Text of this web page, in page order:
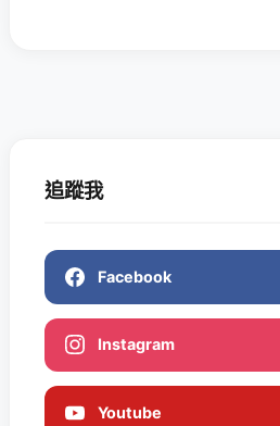
追蹤我
Facebook
Instagram
Youtube